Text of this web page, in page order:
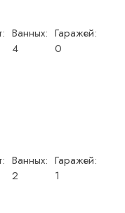
Ванных:
4
Гаражей:
0
Ванных:
2
Гаражей:
1